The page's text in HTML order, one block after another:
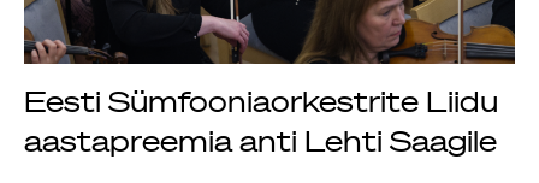
aastapäev
Rahvusülikool 100
Emakeelne ülikool
Eesti Sümfooniaorkestrite Liidu
aastapreemia anti Lehti Saagile